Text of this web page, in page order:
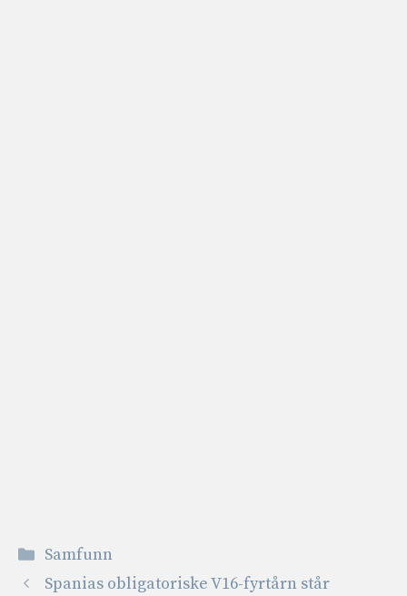
Kategorier
Samfunn
Spanias obligatoriske V16-fyrtårn står